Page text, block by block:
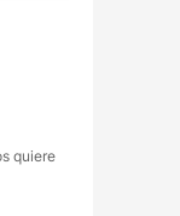
quiere